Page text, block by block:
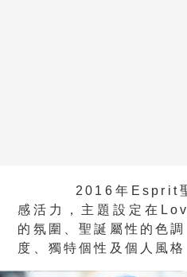
2016年Esprit聖誕
感活力，主題設定在
的氛圍、聖誕屬性的色
度、獨特個性及個人風